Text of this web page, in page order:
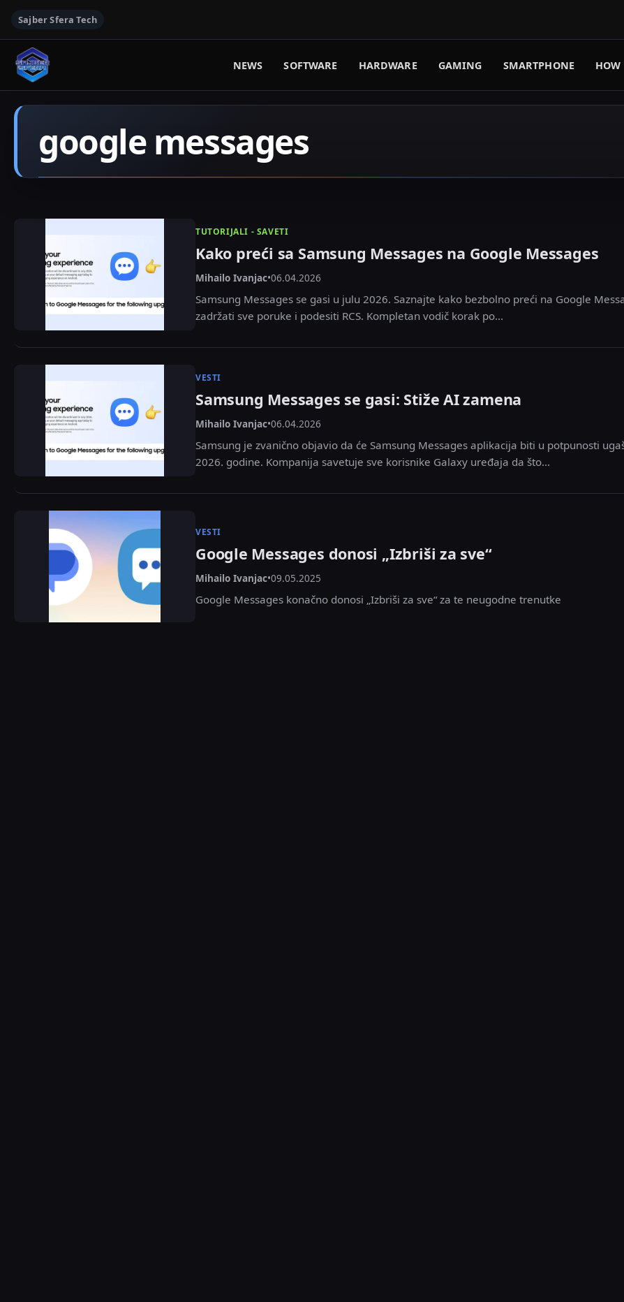
Sajber Sfera Tech
NEWS SOFTWARE HARDWARE GAMING SMARTPHONE HOW
google messages
TUTORIJALI - SAVETI
Kako preći sa Samsung Messages na Google Messages
Mihailo Ivanjac•06.04.2026
Samsung Messages se gasi u julu 2026. Saznajte kako bezbolno preći na Google
zadržati sve poruke i podesiti RCS. Kompletan vodič korak po...
VESTI
Samsung Messages se gasi: Stiže AI zamena
Mihailo Ivanjac•06.04.2026
Samsung je zvanično objavio da će Samsung Messages aplikacija biti u potpunosti
2026. godine. Kompanija savetuje sve korisnike Galaxy uređaja da što...
VESTI
Google Messages donosi „Izbriši za sve“
Mihailo Ivanjac•09.05.2025
Google Messages konačno donosi „Izbriši za sve“ za te neugodne trenutke